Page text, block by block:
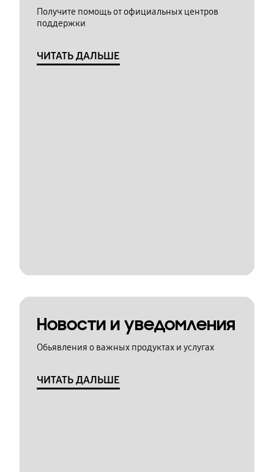
Получите помощь от официальных центров
поддержки
ЧИТАТЬ ДАЛЬШЕ
Новости и уведомления
Обьявления о важных продуктах и услугах
ЧИТАТЬ ДАЛЬШЕ